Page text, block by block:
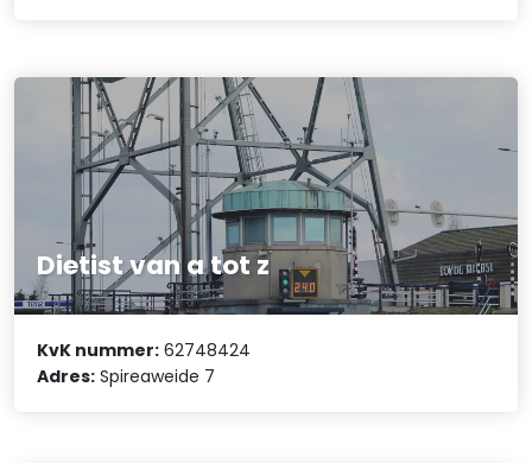
Dietist van a tot z
KvK nummer: 62748424
Adres: Spireaweide 7